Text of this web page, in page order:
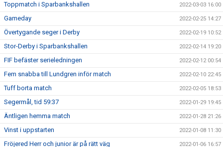
Toppmatch i Sparbankshallen 2022-03-03 16:00
Gameday 2022-02-25 14:27
Övertygande seger i Derby 2022-02-19 10:52
Stor-Derby i Sparbankshallen 2022-02-14 19:20
FIF befäster serieledningen 2022-02-12 00:54
Fem snabba till Lundgren inför match 2022-02-10 22:45
Tuff borta match 2022-02-05 18:53
Segermål, tid 59:37 2022-01-29 19:45
Äntligen hemma match 2022-01-28 21:26
Vinst i uppstarten 2022-01-08 11:30
Fröjered Herr och junior är på rätt väg 2022-01-06 16:57